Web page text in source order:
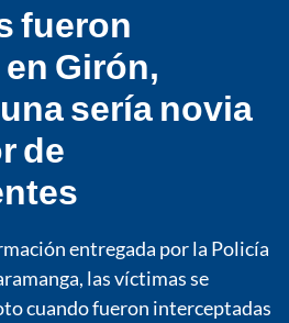
fueron
Girón,
sería novia
de
entregada por la Policía
las víctimas se
cuando fueron interceptadas